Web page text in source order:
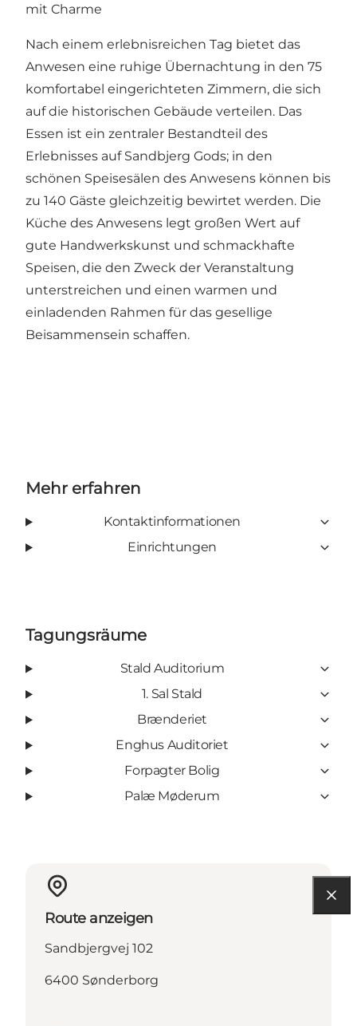
mit Charme
Nach einem erlebnisreichen Tag bietet das
Anwesen eine ruhige Übernachtung in den 75
komfortabel eingerichteten Zimmern, die sich
auf die historischen Gebäude verteilen. Das
Essen ist ein zentraler Bestandteil des
Erlebnisses auf Sandbjerg Gods; in den
schönen Speisesälen des Anwesens können bis
zu 140 Gäste gleichzeitig bewirtet werden. Die
Küche des Anwesens legt großen Wert auf
gute Handwerkskunst und schmackhafte
Speisen, die den Zweck der Veranstaltung
unterstreichen und einen warmen und
einladenden Rahmen für das gesellige
Beisammensein schaffen.
Mehr erfahren
Kontaktinformationen
Einrichtungen
Tagungsräume
Stald Auditorium
1. Sal Stald
Brænderiet
Enghus Auditoriet
Forpagter Bolig
Palæ Møderum
Route anzeigen
Sandbjergvej 102
6400 Sønderborg